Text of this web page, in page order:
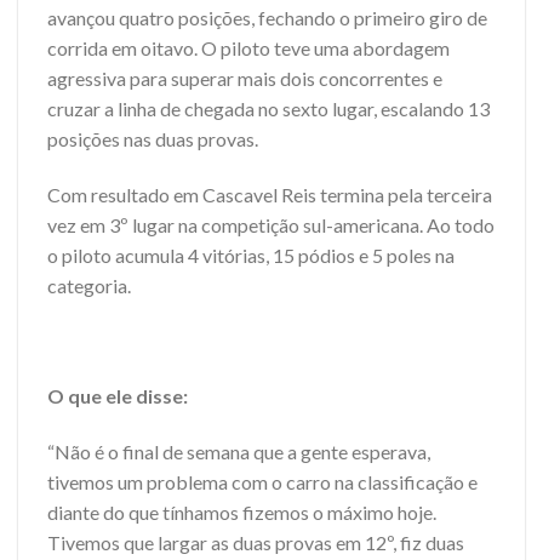
avançou quatro posições, fechando o primeiro giro de
corrida em oitavo. O piloto teve uma abordagem
agressiva para superar mais dois concorrentes e
cruzar a linha de chegada no sexto lugar, escalando 13
posições nas duas provas.
Com resultado em Cascavel Reis termina pela terceira
vez em 3º lugar na competição sul-americana. Ao todo
o piloto acumula 4 vitórias, 15 pódios e 5 poles na
categoria.
O que ele disse:
“Não é o final de semana que a gente esperava,
tivemos um problema com o carro na classificação e
diante do que tínhamos fizemos o máximo hoje.
Tivemos que largar as duas provas em 12º, fiz duas